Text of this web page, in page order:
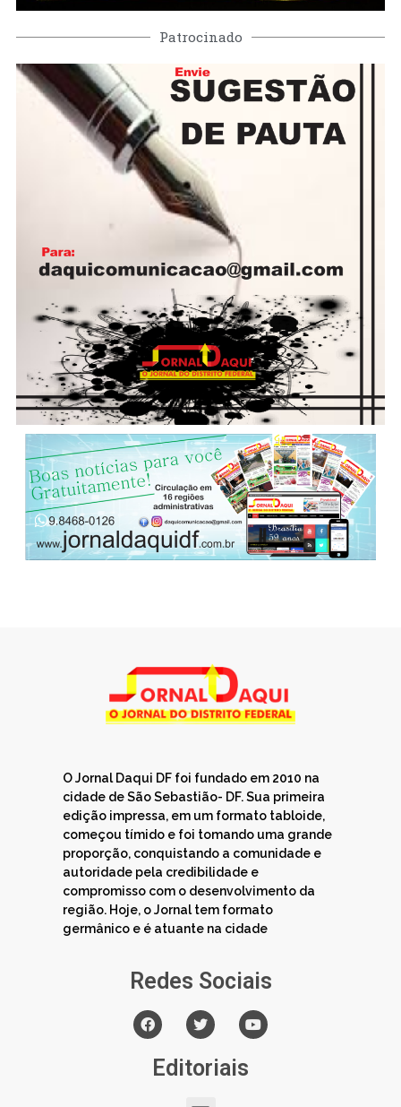
Patrocinado
O Jornal Daqui DF foi fundado em 2010 na
cidade de São Sebastião- DF. Sua primeira
edição impressa, em um formato tabloide,
começou tímido e foi tomando uma grande
proporção, conquistando a comunidade e
autoridade pela credibilidade e
compromisso com o desenvolvimento da
região. Hoje, o Jornal tem formato
germânico e é atuante na cidade
Redes Sociais
Editoriais